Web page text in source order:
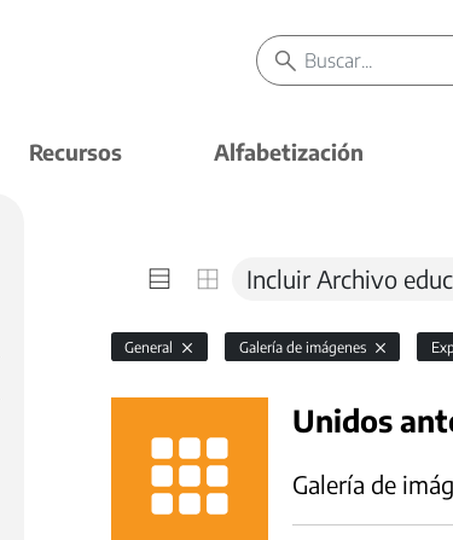
Recursos Alfabetización
Incluir Archivo
General Galería de imágenes
Unidos
Galería de